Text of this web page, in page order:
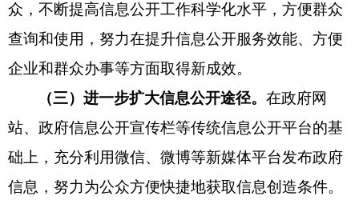
众，不断提高信息公开工作科学化水平，方便群众
查询和使用，努力在提升信息公开服务效能、方便
企业和群众办事等方面取得新成效。
（三）进一步扩大信息公开途径。在政府网
站、政府信息公开宣传栏等传统信息公开平台的基
础上，充分利用微信、微博等新媒体平台发布政府
信息，努力为公众方便快捷地获取信息创造条件。